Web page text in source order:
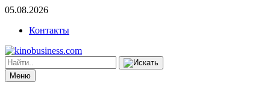
05.08.2026
Контакты
Меню